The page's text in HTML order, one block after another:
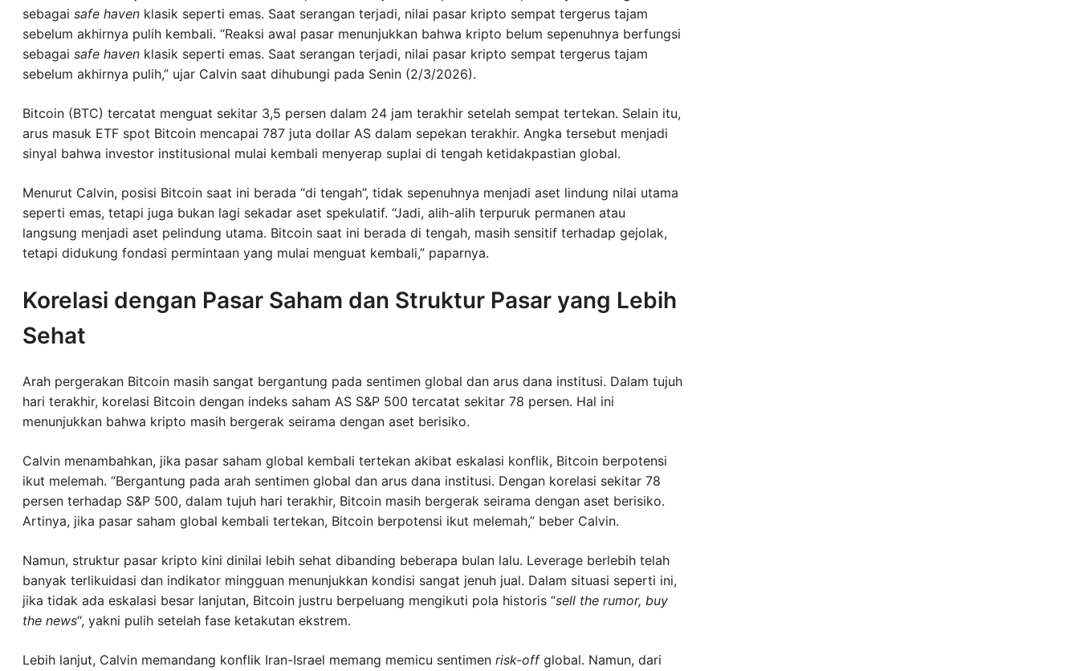
sebagai safe haven klasik seperti emas. Saat serangan terjadi, nilai pasar kripto sempat tergerus tajam
sebelum akhirnya pulih kembali. “Reaksi awal pasar menunjukkan bahwa kripto belum sepenuhnya berfungsi
sebagai safe haven klasik seperti emas. Saat serangan terjadi, nilai pasar kripto sempat tergerus tajam
sebelum akhirnya pulih,” ujar Calvin saat dihubungi pada Senin (2/3/2026).
Bitcoin (BTC) tercatat menguat sekitar 3,5 persen dalam 24 jam terakhir setelah sempat tertekan. Selain itu,
arus masuk ETF spot Bitcoin mencapai 787 juta dollar AS dalam sepekan terakhir. Angka tersebut menjadi
sinyal bahwa investor institusional mulai kembali menyerap suplai di tengah ketidakpastian global.
Menurut Calvin, posisi Bitcoin saat ini berada “di tengah”, tidak sepenuhnya menjadi aset lindung nilai utama
seperti emas, tetapi juga bukan lagi sekadar aset spekulatif. “Jadi, alih-alih terpuruk permanen atau
langsung menjadi aset pelindung utama. Bitcoin saat ini berada di tengah, masih sensitif terhadap gejolak,
tetapi didukung fondasi permintaan yang mulai menguat kembali,” paparnya.
Korelasi dengan Pasar Saham dan Struktur Pasar yang Lebih
Sehat
Arah pergerakan Bitcoin masih sangat bergantung pada sentimen global dan arus dana institusi. Dalam tujuh
hari terakhir, korelasi Bitcoin dengan indeks saham AS S&P 500 tercatat sekitar 78 persen. Hal ini
menunjukkan bahwa kripto masih bergerak seirama dengan aset berisiko.
Calvin menambahkan, jika pasar saham global kembali tertekan akibat eskalasi konflik, Bitcoin berpotensi
ikut melemah. “Bergantung pada arah sentimen global dan arus dana institusi. Dengan korelasi sekitar 78
persen terhadap S&P 500, dalam tujuh hari terakhir, Bitcoin masih bergerak seirama dengan aset berisiko.
Artinya, jika pasar saham global kembali tertekan, Bitcoin berpotensi ikut melemah,” beber Calvin.
Namun, struktur pasar kripto kini dinilai lebih sehat dibanding beberapa bulan lalu. Leverage berlebih telah
banyak terlikuidasi dan indikator mingguan menunjukkan kondisi sangat jenuh jual. Dalam situasi seperti ini,
jika tidak ada eskalasi besar lanjutan, Bitcoin justru berpeluang mengikuti pola historis “sell the rumor, buy
the news“, yakni pulih setelah fase ketakutan ekstrem.
Lebih lanjut, Calvin memandang konflik Iran-Israel memang memicu sentimen risk-offglobal. Namun, dari